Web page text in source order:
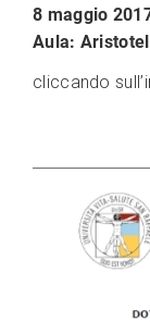
8 maggio
Aula:
cliccando